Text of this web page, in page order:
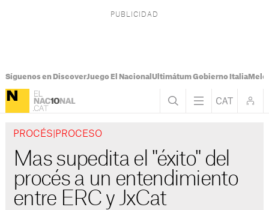
Síguenos en DiscoverJuego El Nacional Ultimátum Gobierno Italia
PROCÉS|PROCESO
Mas supedita el "éxito" del
procés a un entendimiento
entre ERC y JxCat